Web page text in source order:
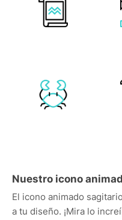
Nuestro icono
El icono animado
a tu diseño. ¡Mira lo